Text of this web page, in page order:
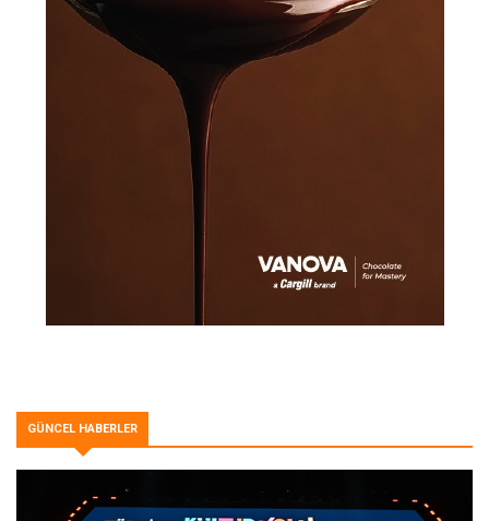
GÜNCEL HABERLER